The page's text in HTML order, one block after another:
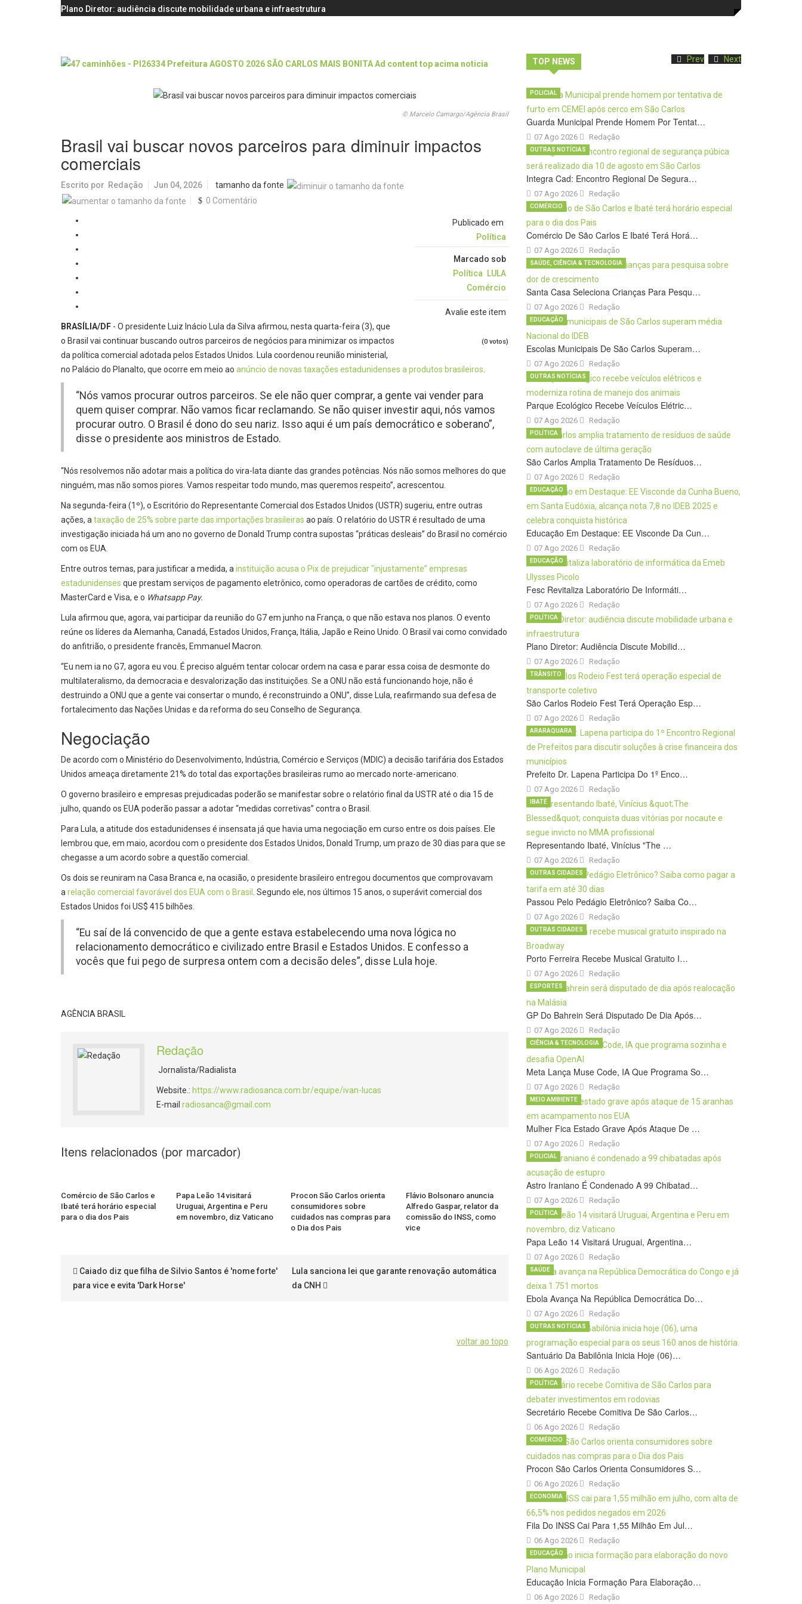
Plano Diretor: audiência discute mobilidade urbana e infraestrutura
© Marcelo Camargo/Agência Brasil
Brasil vai buscar novos parceiros para diminuir impactos
comerciais
Escrito por Redação Jun 04, 2026
tamanho da fonte
0 Comentário
Publicado em
Política
Marcado sob
Política
LULA
Comércio
Avalie este item
(0 votos)
BRASÍLIA/DF - O presidente Luiz Inácio Lula da Silva afirmou, nesta quarta-feira (3), que
o Brasil vai continuar buscando outros parceiros de negócios para minimizar os impactos
da política comercial adotada pelos Estados Unidos. Lula coordenou reunião ministerial,
no Palácio do Planalto, que ocorre em meio ao anúncio de novas taxações estadunidenses a produtos brasileiros
“Nós vamos procurar outros parceiros. Se ele não quer comprar, a gente vai vender para
quem quiser comprar. Não vamos ficar reclamando. Se não quiser investir aqui, nós vamos
procurar outro. O Brasil é dono do seu nariz. Isso aqui é um país democrático e soberano”,
disse o presidente aos ministros de Estado.
“Nós resolvemos não adotar mais a política do vira-lata diante das grandes potências. Nós não somos melhores do que
ninguém, mas não somos piores. Vamos respeitar todo mundo, mas queremos respeito”, acrescentou.
Na segunda-feira (1º), o Escritório do Representante Comercial dos Estados Unidos (USTR) sugeriu, entre outras
ações, a taxação de 25% sobre parte das importações brasileiras ao país. O relatório do USTR é resultado de uma
investigação iniciada há um ano no governo de Donald Trump contra supostas “práticas desleais” do Brasil no comércio
com os EUA.
Entre outros temas, para justificar a medida, a instituição acusa o Pix de prejudicar "injustamente” empresas
estadunidenses que prestam serviços de pagamento eletrônico, como operadoras de cartões de crédito, como
MasterCard e Visa, e o Whatsapp Pay.
Lula afirmou que, agora, vai participar da reunião do G7 em junho na França, o que não estava nos planos. O evento
reúne os líderes da Alemanha, Canadá, Estados Unidos, França, Itália, Japão e Reino Unido. O Brasil vai como convidado
do anfitrião, o presidente francês, Emmanuel Macron.
“Eu nem ia no G7, agora eu vou. É preciso alguém tentar colocar ordem na casa e parar essa coisa de desmonte do
multilateralismo, da democracia e desvalorização das instituições. Se a ONU não está funcionando hoje, não é
destruindo a ONU que a gente vai consertar o mundo, é reconstruindo a ONU”, disse Lula, reafirmando sua defesa de
fortalecimento das Nações Unidas e da reforma do seu Conselho de Segurança.
Negociação
De acordo com o Ministério do Desenvolvimento, Indústria, Comércio e Serviços (MDIC) a decisão tarifária dos Estados
Unidos ameaça diretamente 21% do total das exportações brasileiras rumo ao mercado norte-americano.
O governo brasileiro e empresas prejudicadas poderão se manifestar sobre o relatório final da USTR até o dia 15 de
julho, quando os EUA poderão passar a adotar “medidas corretivas” contra o Brasil.
Para Lula, a atitude dos estadunidenses é insensata já que havia uma negociação em curso entre os dois países. Ele
lembrou que, em maio, acordou com o presidente dos Estados Unidos, Donald Trump, um prazo de 30 dias para que se
chegasse a um acordo sobre a questão comercial.
Os dois se reuniram na Casa Branca e, na ocasião, o presidente brasileiro entregou documentos que comprovavam
a relação comercial favorável dos EUA com o Brasil
. Segundo ele, nos últimos 15 anos, o superávit comercial dos
Estados Unidos foi US$ 415 bilhões.
“Eu saí de lá convencido de que a gente estava estabelecendo uma nova lógica no
relacionamento democrático e civilizado entre Brasil e Estados Unidos. E confesso a
vocês que fui pego de surpresa ontem com a decisão deles”, disse Lula hoje.
AGÊNCIA BRASIL
Redação
Jornalista/Radialista
Website.: https://www.radiosanca.com.br/equipe/ivan-lucas
E-mail radiosanca@gmail.com
Itens relacionados (por marcador)
Comércio de São Carlos e
Ibaté terá horário especial
para o dia dos Pais
Papa Leão 14 visitará
Uruguai, Argentina e Peru
em novembro, diz Vaticano
Procon São Carlos orienta
consumidores sobre
cuidados nas compras para
o Dia dos Pais
Flávio Bolsonaro anuncia
Alfredo Gaspar, relator da
comissão do INSS, como
vice
Caiado diz que filha de Silvio Santos é 'nome forte'
para vice e evita 'Dark Horse'
Lula sanciona lei que garante renovação automática
da CNH
voltar ao topo
TOP NEWS Prev Next
Guarda Municipal Prende Homem Por Tentat…
07 Ago 2026
POLICIAL
Redação
Integra Cad: Encontro Regional De Segura…
07 Ago 2026
OUTRAS NOTÍCIAS
Redação
Comércio De São Carlos E Ibaté Terá Horá…
07 Ago 2026
COMÉRCIO
Redação
Santa Casa Seleciona Crianças Para Pesqu…
07 Ago 2026
SAÚDE, CIÊNCIA & TECNOLOGIA
Redação
Escolas Municipais De São Carlos Superam…
07 Ago 2026
EDUCAÇÃO
Redação
Parque Ecológico Recebe Veículos Elétric…
07 Ago 2026
OUTRAS NOTÍCIAS
Redação
São Carlos Amplia Tratamento De Resíduos…
07 Ago 2026
POLÍTICA
Redação
Educação Em Destaque: EE Visconde Da Cun…
07 Ago 2026
EDUCAÇÃO
Redação
Fesc Revitaliza Laboratório De Informáti…
07 Ago 2026
EDUCAÇÃO
Redação
Plano Diretor: Audiência Discute Mobilid…
07 Ago 2026
POLÍTICA
Redação
São Carlos Rodeio Fest Terá Operação Esp…
07 Ago 2026
TRÂNSITO
Redação
Prefeito Dr. Lapena Participa Do 1º Enco…
07 Ago 2026
ARARAQUARA
Redação
Representando Ibaté, Vinícius "The …
07 Ago 2026
IBATÉ
Redação
Passou Pelo Pedágio Eletrônico? Saiba Co…
07 Ago 2026
OUTRAS CIDADES
Redação
Porto Ferreira Recebe Musical Gratuito I…
07 Ago 2026
OUTRAS CIDADES
Redação
GP Do Bahrein Será Disputado De Dia Após…
07 Ago 2026
ESPORTES
Redação
Meta Lança Muse Code, IA Que Programa So…
07 Ago 2026
CIÊNCIA & TECNOLOGIA
Redação
Mulher Fica Estado Grave Após Ataque De …
07 Ago 2026
MEIO AMBIENTE
Redação
Astro Iraniano É Condenado A 99 Chibatad…
07 Ago 2026
POLICIAL
Redação
Papa Leão 14 Visitará Uruguai, Argentina…
07 Ago 2026
POLÍTICA
Redação
Ebola Avança Na República Democrática Do…
07 Ago 2026
SAÚDE
Redação
Santuário Da Babilônia Inicia Hoje (06)…
06 Ago 2026
OUTRAS NOTÍCIAS
Redação
Secretário Recebe Comitiva De São Carlos…
06 Ago 2026
POLÍTICA
Redação
Procon São Carlos Orienta Consumidores S…
06 Ago 2026
COMÉRCIO
Redação
Fila Do INSS Cai Para 1,55 Milhão Em Jul…
06 Ago 2026
ECONOMIA
Redação
Educação Inicia Formação Para Elaboração…
06 Ago 2026
EDUCAÇÃO
Redação